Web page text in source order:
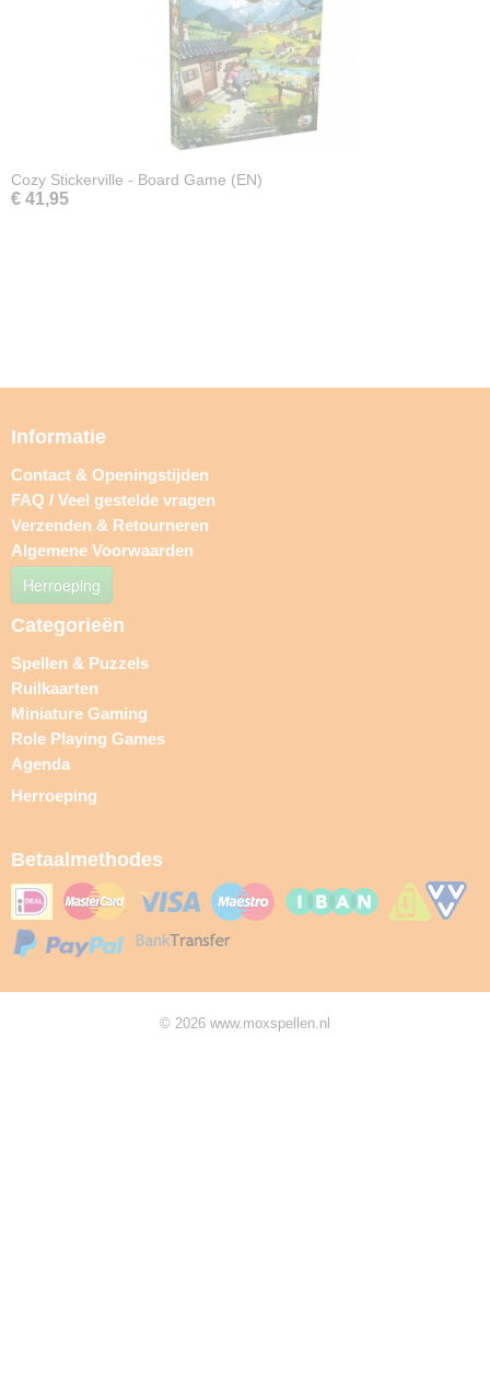
Cozy Stickerville - Board Game (EN)
€ 41,95
Informatie
Contact & Openingstijden
FAQ / Veel gestelde vragen
Verzenden & Retourneren
Algemene Voorwaarden
Herroeping
Categorieën
Spellen & Puzzels
Ruilkaarten
Miniature Gaming
Role Playing Games
Agenda
Herroeping
Betaalmethodes
© 2026 www.moxspellen.nl